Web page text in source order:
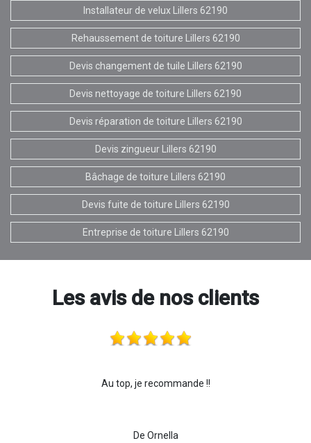
Installateur de velux Lillers 62190
Rehaussement de toiture Lillers 62190
Devis changement de tuile Lillers 62190
Devis nettoyage de toiture Lillers 62190
Devis réparation de toiture Lillers 62190
Devis zingueur Lillers 62190
Bâchage de toiture Lillers 62190
Devis fuite de toiture Lillers 62190
Entreprise de toiture Lillers 62190
Les avis de nos clients
Au top, je recommande !!
De Ornella